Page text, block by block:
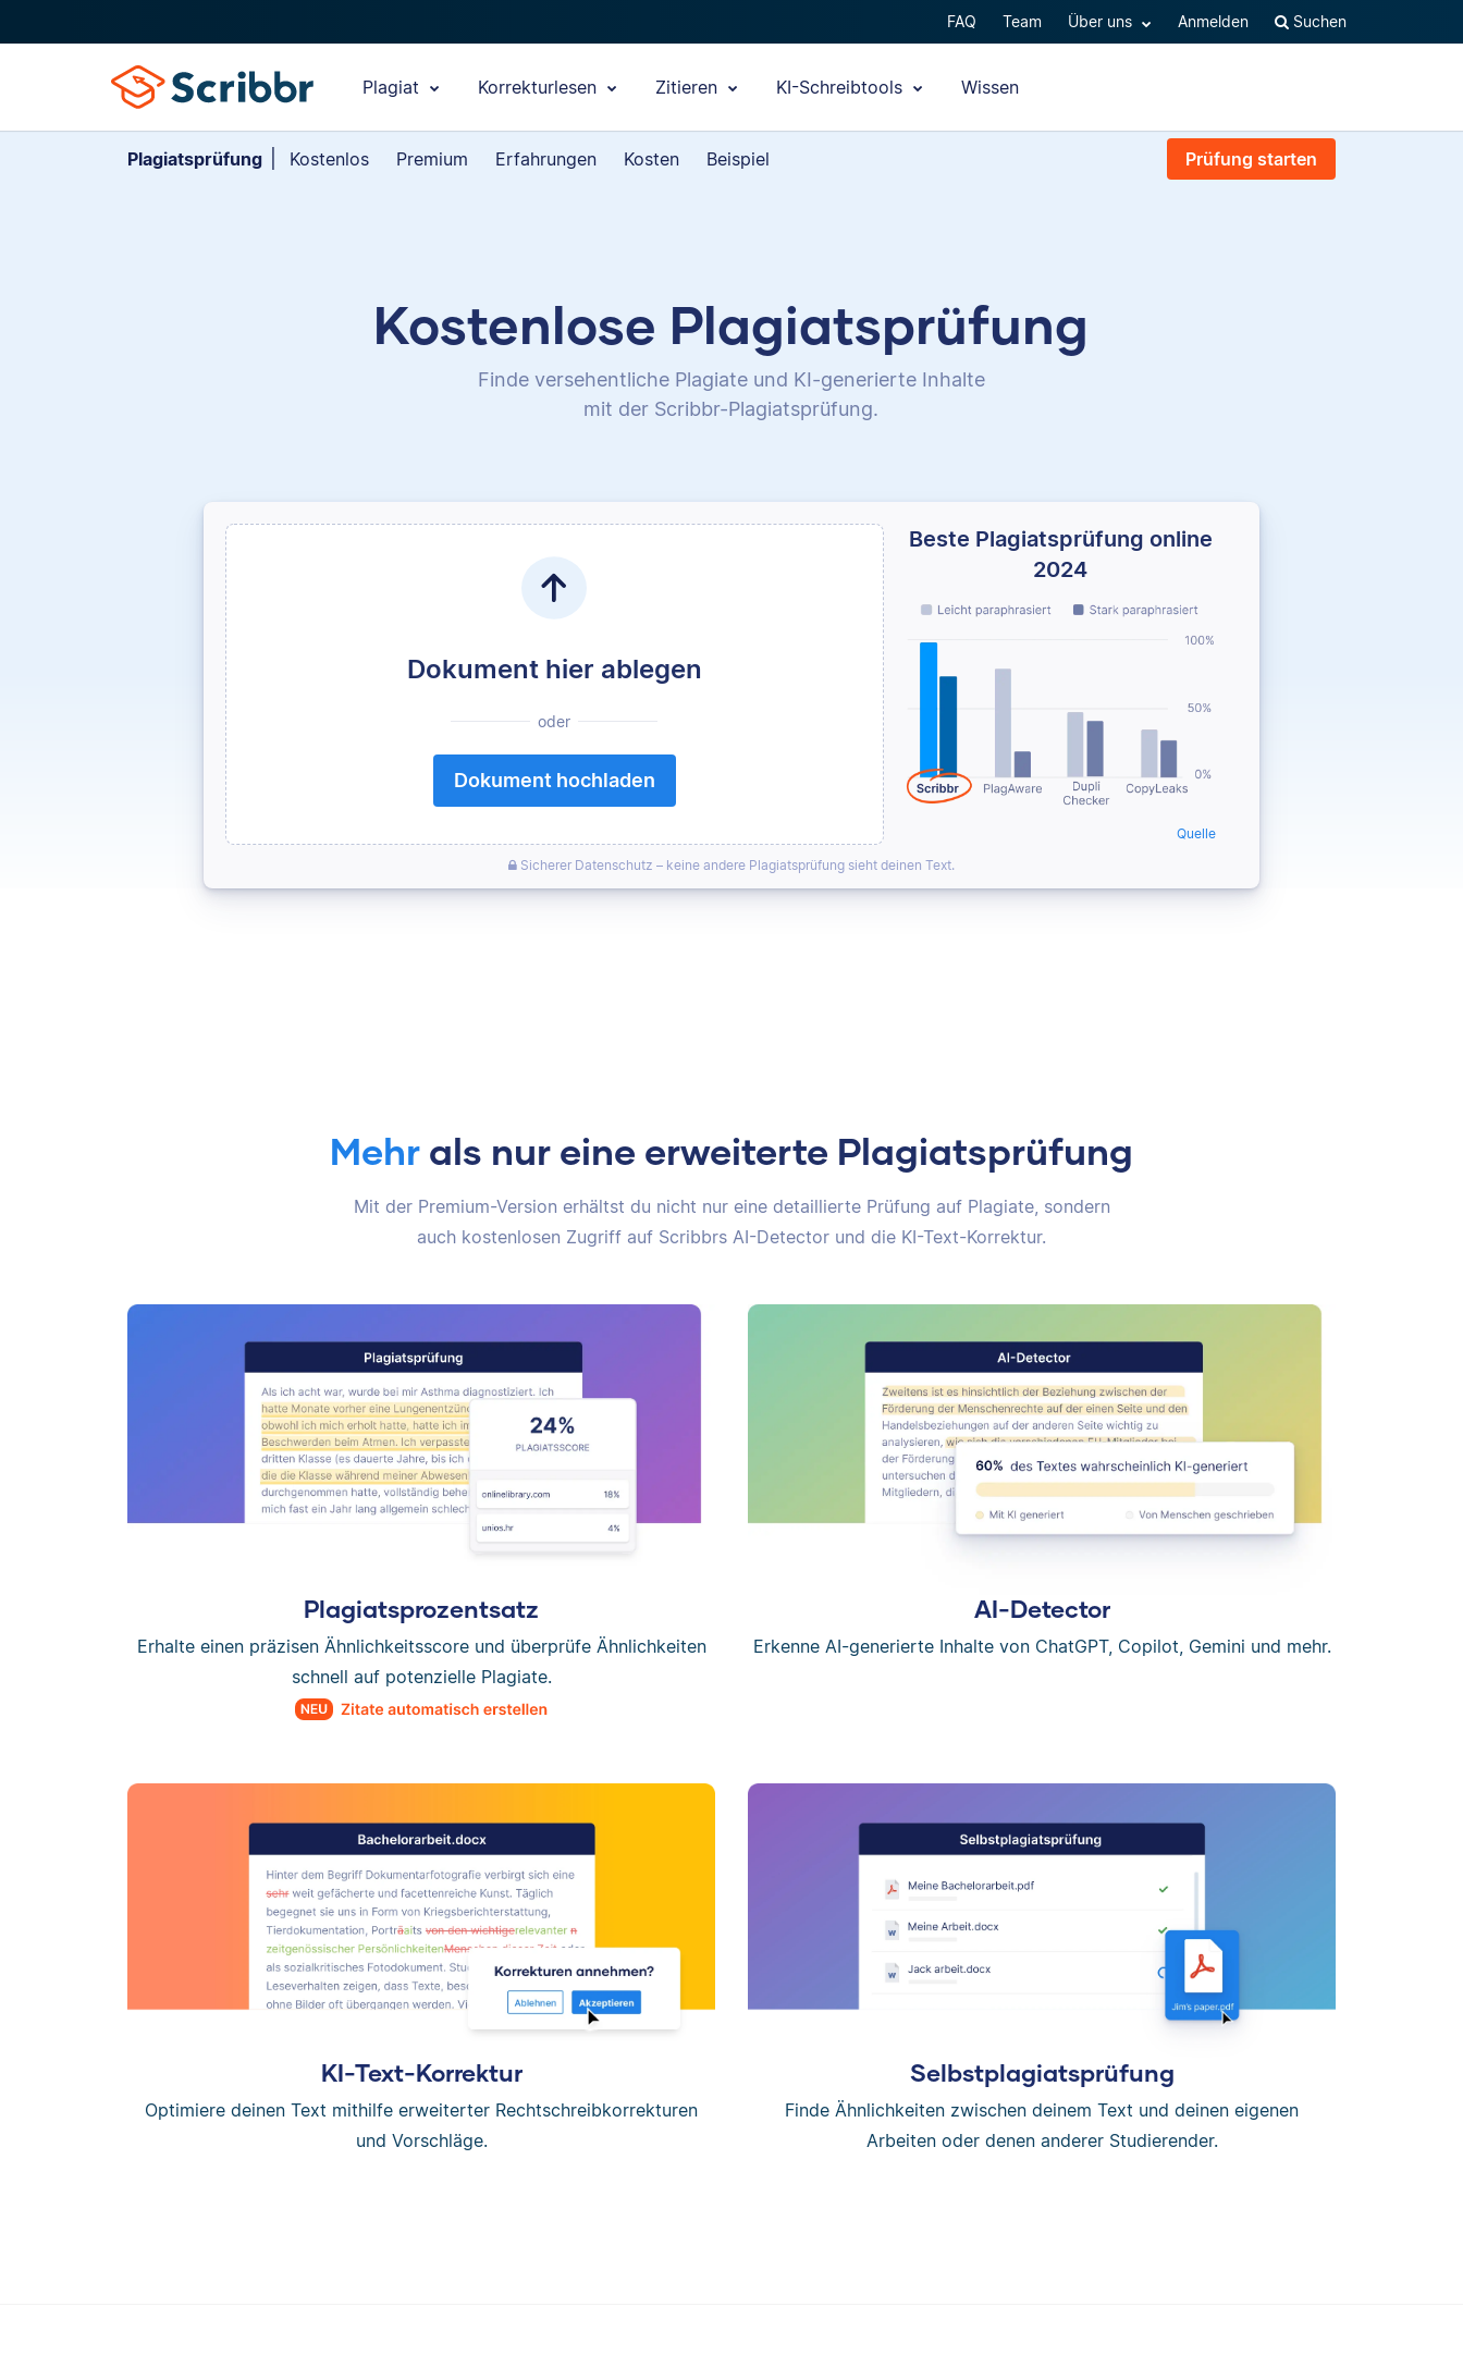
FAQ Team Über uns Anmelden Suchen
Plagiat Korrekturlesen Zitieren KI-Schreibtools Wissen
Plagiatsprüfung Kostenlos Premium Erfahrungen Kosten Beispiel Prüfung starten
Kostenlose Plagiatsprüfung
Finde versehentliche Plagiate und KI-generierte Inhalte
mit der Scribbr-Plagiatsprüfung.
Dokument hier ablegen
oder
Dokument hochladen
Beste Plagiatsprüfung online
2024
Quelle
Sicherer Datenschutz – keine andere Plagiatsprüfung sieht deinen Text.
Mehr als nur eine erweiterte Plagiatsprüfung
Mit der Premium-Version erhältst du nicht nur eine detaillierte Prüfung auf Plagiate, sondern
auch kostenlosen Zugriff auf Scribbrs AI-Detector und die KI-Text-Korrektur.
Plagiatsprozentsatz
Erhalte einen präzisen Ähnlichkeitsscore und überprüfe Ähnlichkeiten
schnell auf potenzielle Plagiate.
AI-Detector
Erkenne AI-generierte Inhalte von ChatGPT, Copilot, Gemini und mehr.
KI-Text-Korrektur
Optimiere deinen Text mithilfe erweiterter Rechtschreibkorrekturen
und Vorschläge.
Selbstplagiatsprüfung
Finde Ähnlichkeiten zwischen deinem Text und deinen eigenen
Arbeiten oder denen anderer Studierender.